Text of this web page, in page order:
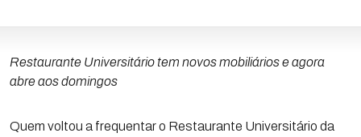
Restaurante Universitário tem novos mobiliários e agora
abre aos domingos
Quem voltou a frequentar o Restaurante Universitário da